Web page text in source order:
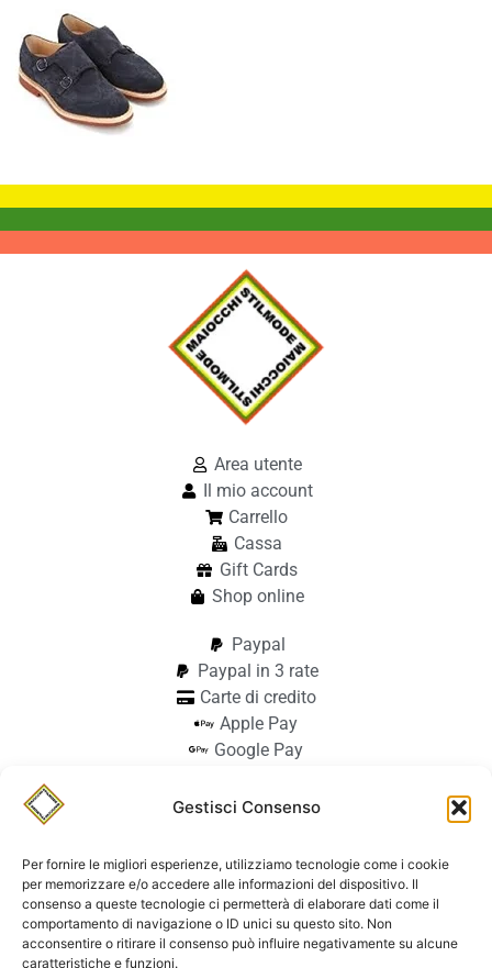
Gestisci Consenso
Per fornire le migliori esperienze, utilizziamo tecnologie come i cookie
per memorizzare e/o accedere alle informazioni del dispositivo. Il
consenso a queste tecnologie ci permetterà di elaborare dati come il
comportamento di navigazione o ID unici su questo sito. Non
acconsentire o ritirare il consenso può influire negativamente su alcune
caratteristiche e funzioni.
Area utente
Il mio account
Carrello
Cassa
Gift Cards
Shop online
Paypal
Paypal in 3 rate
Carte di credito
Apple Pay
Google Pay
Pagamento alla consegna
StilmodeMaiocchi
© Stilmode Maiocchi 2026 | P.iva
01942740182